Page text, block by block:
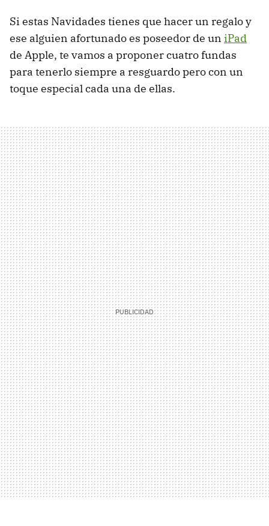
Si estas Navidades tienes que hacer un regalo y
ese alguien afortunado es poseedor de un iPad
de Apple, te vamos a proponer cuatro fundas
para tenerlo siempre a resguardo pero con un
toque especial cada una de ellas.